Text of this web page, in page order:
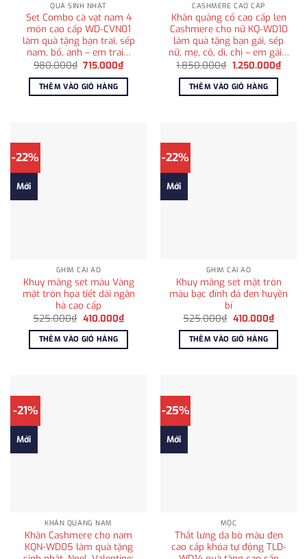
QUÀ SINH NHẬT
Set Combo cà vạt nam 4
món cao cấp WD-CVN01
làm quà tặng bạn trai, sếp
nam, bố, anh – em trai…
980.000₫ Giá
là:
980.000₫.
715.000₫Giá
hiện
tại
715.000₫.
THÊM VÀO GIỎ HÀNG
CASHMERE CAO CẤP
Khăn quàng cổ cao cấp len
Cashmere cho nữ KQ-WD10
làm quà tặng bạn gái, sếp
nữ, mẹ, cô, dì, chị – em gái…
1.850.000₫ Giá
là:
1.850.000₫.
1.250.000₫Giá
hiện
THÊM VÀO GIỎ HÀNG
-22%
Mới
GHIM CÀI ÁO
Khuy măng set màu Vàng
mặt tròn họa tiết dải ngân
hà cao cấp
525.000₫ Giá
là:
525.000₫.
410.000₫Giá
hiện
tại
410.000₫.
THÊM VÀO GIỎ HÀNG
-22%
Mới
GHIM CÀI ÁO
Khuy măng set mặt tròn
màu bạc đính đá đen huyền
bí
525.000₫ Giá
là:
525.000₫.
410.000₫Giá
hiện
tại
THÊM VÀO GIỎ HÀNG
-21%
Mới
KHĂN QUÀNG NAM
Khăn Cashmere cho nam
KQN-WD05 làm quà tặng
-25%
Mới
MỘC
Thắt lưng da bò màu đen
cao cấp khóa tự động TLD-